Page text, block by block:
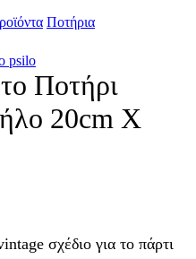
Ποτήρια
Ποτήρι
20cm X
σχέδιο για το πάρτι